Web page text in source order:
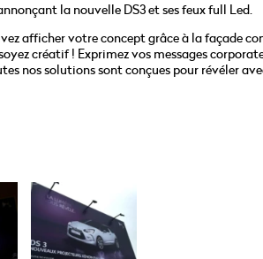
la nouvelle DS3 et ses feux full Led.
afficher votre concept grâce à la façade
créatif ! Exprimez vos messages
nos solutions sont conçues pour révéler